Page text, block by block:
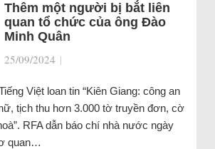
Thêm một người bị bắt liên
quan tổ chức của ông Đào
Minh Quân
25/09/2024 |
Việt loan tin “Kiên Giang: công an
tịch thu hơn 3.000 tờ truyền đơn, cờ
RFA dẫn báo chí nhà nước ngày
quan…